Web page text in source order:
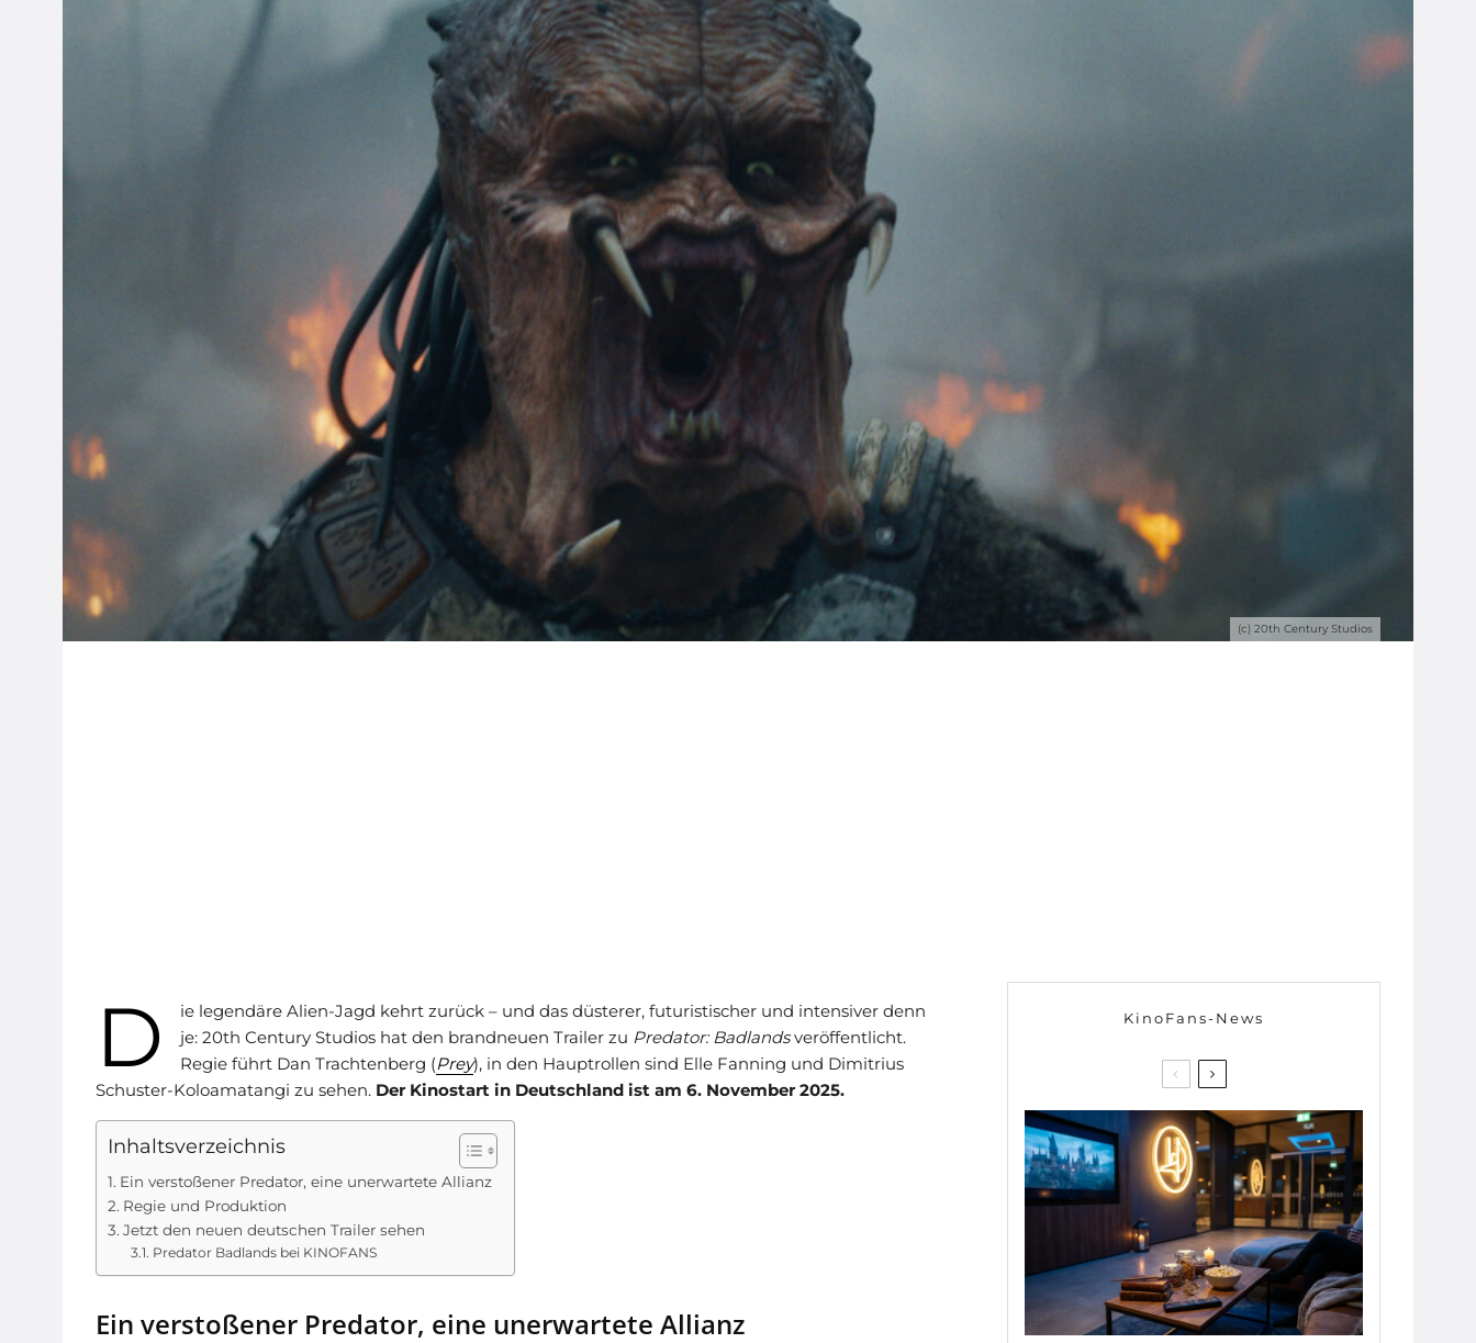
(c) 20th Century Studios
D
ie legendäre Alien-Jagd kehrt zurück – und das düsterer, futuristischer und intensiver denn
je: 20th Century Studios hat den brandneuen Trailer zu Predator: Badlandsveröffentlicht.
Regie führt Dan Trachtenberg (Prey), in den Hauptrollen sind Elle Fanning und Dimitrius
Schuster-Koloamatangi zu sehen. Der Kinostart in Deutschland ist am 6. November 2025.
Inhaltsverzeichnis
Ein verstoßener Predator, eine unerwartete Allianz
Regie und Produktion
Jetzt den neuen deutschen Trailer sehen
Predator Badlands bei KINOFANS
Ein verstoßener Predator, eine unerwartete Allianz
KinoFans-News